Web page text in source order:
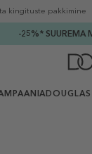
kingituste pakkimine
-25%* SUUREMA